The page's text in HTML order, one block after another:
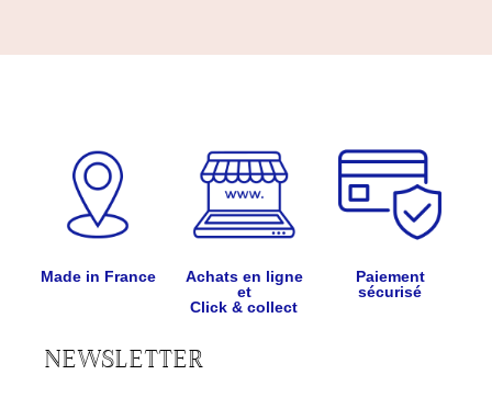
Made in France
Achats en ligne
et
Click & collect
Paiement
sécurisé
NEWSLETTER